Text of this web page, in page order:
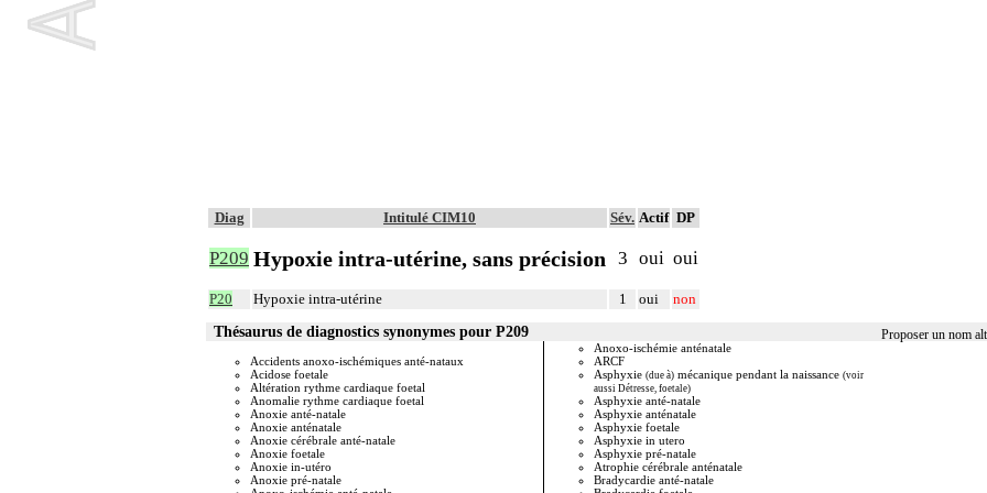
Diag Intitulé CIM10 Sév. Actif DP
P209 Hypoxie intra-utérine, sans précision 3 oui oui
P20 Hypoxie intra-utérine 1 oui non
Proposer un nom
Thésaurus de diagnostics synonymes pour P209
Accidents anoxo-ischémiques anté-nataux
Acidose foetale
Altération rythme cardiaque foetal
Anomalie rythme cardiaque foetal
Anoxie anté-natale
Anoxie anténatale
Anoxie cérébrale anté-natale
Anoxie foetale
Anoxie in-utéro
Anoxie pré-natale
Anoxo-ischémie anténatale
ARCF
Asphyxie (due à)mécanique pendant la naissance (voir
aussi Détresse, foetale)
Asphyxie anté-natale
Asphyxie anténatale
Asphyxie foetale
Asphyxie in utero
Asphyxie pré-natale
Atrophie cérébrale anténatale
Bradycardie anté-natale